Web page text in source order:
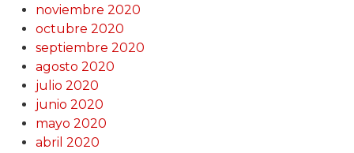
noviembre 2020
octubre 2020
septiembre 2020
agosto 2020
julio 2020
junio 2020
mayo 2020
abril 2020